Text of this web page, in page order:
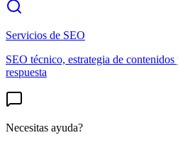
Servicios de SEO
SEO técnico, estrategia de
respuesta
Necesitas ayuda?